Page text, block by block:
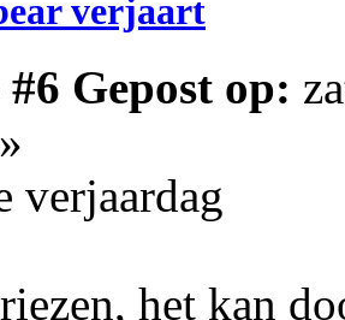
verjaart
Gepost op:
verjaardag
het kan